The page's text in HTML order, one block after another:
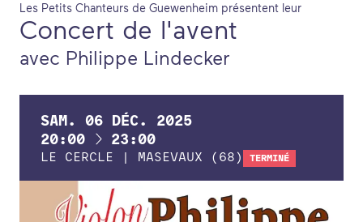
Les Petits Chanteurs de Guewenheim présentent leur
Concert de l'avent
avec Philippe Lindecker
SAM. 06 DÉC.
2025
20:00
À 23:00
LE CERCLE | MASEVAUX (68) TERMINÉ